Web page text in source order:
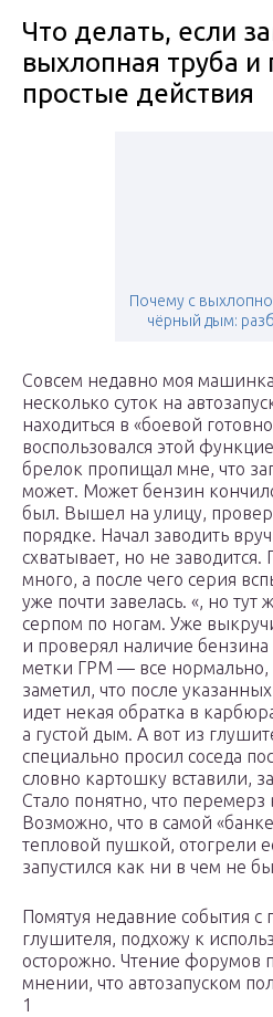
Что делать, если
выхлопная труба и
простые действия
Почему с
чёрный дым:
Совсем недавно моя
несколько суток на
находиться в «боевой
воспользовался этой
брелок пропищал мне, что
может. Может бензин
был. Вышел на улицу,
порядке. Начал заводить
схватывает, но не
много, а после чего серия
уже почти завелась. «, но тут
серпом по ногам. Уже
и проверял наличие
метки ГРМ — все нормально,
заметил, что после
идет некая обратка в
а густой дым. А вот из
специально просил соседа
словно картошку вставили,
Стало понятно, что
Возможно, что в самой
тепловой пушкой, отогрели
запустился как ни в чем не
Помятуя недавние события
глушителя, подхожу к
осторожно. Чтение форумов
мнении, что автозапуском
1